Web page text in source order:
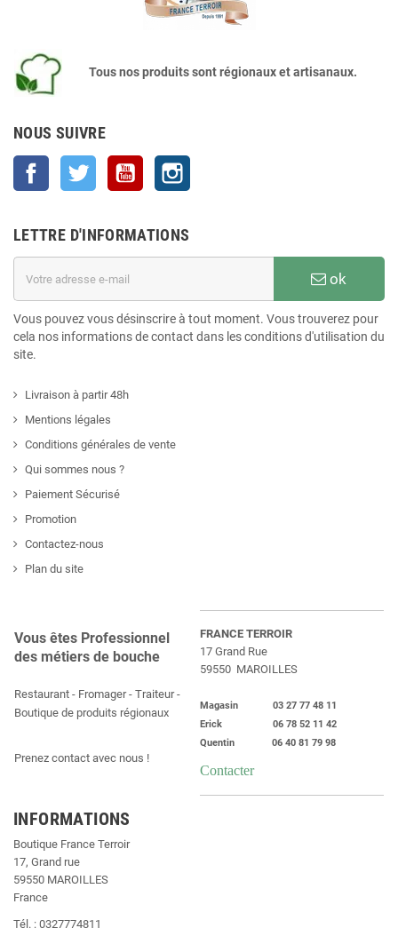
Tous nos produits sont régionaux et artisanaux.
NOUS SUIVRE
Facebook Twitter YouTube
LETTRE D'INFORMATIONS
ok
Vous pouvez vous désinscrire à tout moment. Vous trouverez pour
cela nos informations de contact dans les conditions d'utilisation du
site.
Livraison à partir 48h
Mentions légales
Conditions générales de vente
Qui sommes nous ?
Paiement Sécurisé
Promotion
Contactez-nous
Plan du site
Vous êtes Professionnel
des métiers de bouche
Restaurant - Fromager - Traiteur -
Boutique de produits régionaux
Prenez contact avec nous !
FRANCE TERROIR
17 Grand Rue
59550 MAROILLES
Magasin 03 27 77 48 11
Erick 06 78 52 11 42
Quentin 06 40 81 79 98
Contacter
INFORMATIONS
Boutique France Terroir
17, Grand rue
59550 MAROILLES
France
Tél. : 0327774811